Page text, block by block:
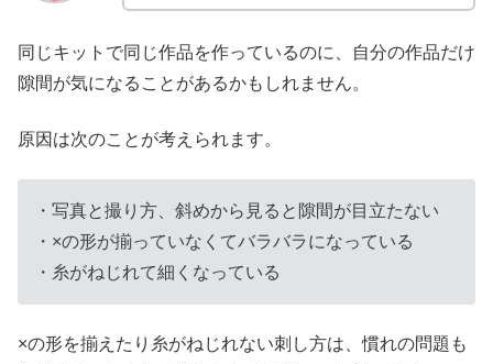
同じキットで同じ作品を作っているのに、自分の作品だけ
隙間が気になることがあるかもしれません。
原因は次のことが考えられます。
・写真と撮り方、斜めから見ると隙間が目立たない
・×の形が揃っていなくてバラバラになっている
・糸がねじれて細くなっている
×の形を揃えたり糸がねじれない刺し方は、慣れの問題も